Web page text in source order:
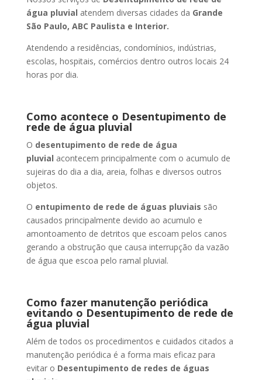
água pluvial atendem diversas cidades da Grande
São Paulo, ABC Paulista e Interior.
Atendendo a residências, condomínios, indústrias,
escolas, hospitais, comércios dentro outros locais 24
horas por dia.
Como acontece o Desentupimento de
rede de água pluvial
O desentupimento de rede de água
pluvial acontecem principalmente com o acumulo de
sujeiras do dia a dia, areia, folhas e diversos outros
objetos.
O entupimento de rede de águas pluviais são
causados principalmente devido ao acumulo e
amontoamento de detritos que escoam pelos canos
gerando a obstrução que causa interrupção da vazão
de água que escoa pelo ramal pluvial.
Como fazer manutenção periódica
evitando o Desentupimento de rede de
água pluvial
Além de todos os procedimentos e cuidados citados a
manutenção periódica é a forma mais eficaz para
evitar o Desentupimento de redes de águas